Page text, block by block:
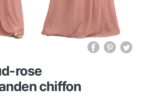
rose
chiffon